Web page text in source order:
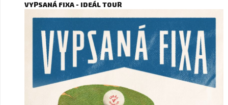
VYPSANÁ FIXA - IDEÁL TOUR